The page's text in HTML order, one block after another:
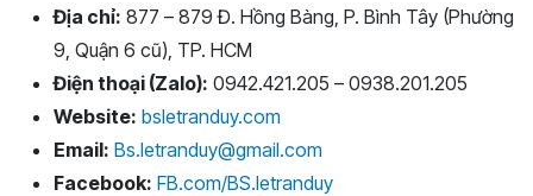
Địa chỉ: 877 – 879 Đ. Hồng Bàng, P. Bình Tây (Phường
9, Quận 6 cũ), TP. HCM
Điện thoại (Zalo): 0942.421.205 – 0938.201.205
Website: bsletranduy.com
Email: Bs.letranduy@gmail.com
Facebook: FB.com/BS.letranduy